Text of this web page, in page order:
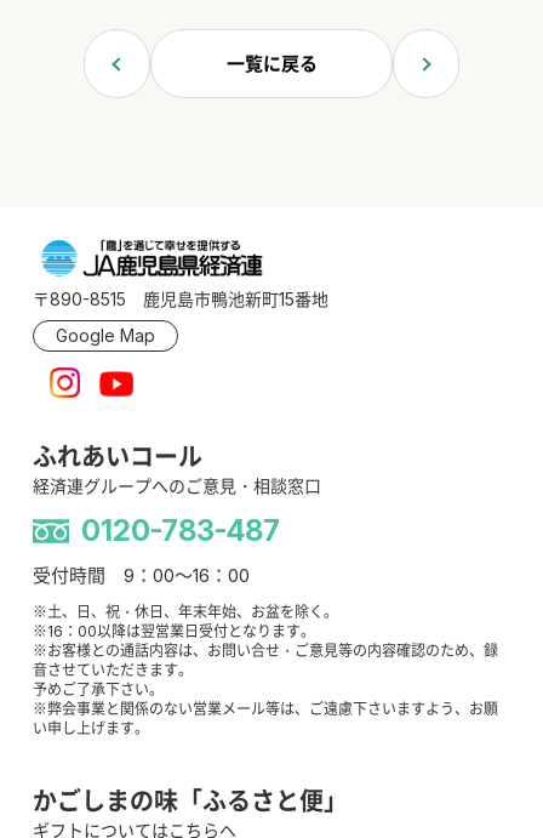
一覧に戻る
〒890-8515 鹿児島市鴨池新町15番地
Google Map
ふれあいコール
経済連グループへのご意見・相談窓口
0120-783-487
受付時間 9：00～16：00
※土、日、祝・休日、年末年始、お盆を除く。
※16：00以降は翌営業日受付となります。
※お客様との通話内容は、お問い合せ・ご意見等の内容確認のため、録
音させていただきます。
予めご了承下さい。
※弊会事業と関係のない営業メール等は、ご遠慮下さいますよう、お願
い申し上げます。
かごしまの味「ふるさと便」
ギフトについてはこちらへ